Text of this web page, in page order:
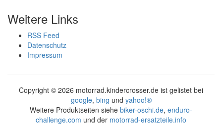
Weitere Links
RSS Feed
Datenschutz
Impressum
Copyright © 2026 motorrad.kindercrosser.de ist gelistet bei
google, bing und yahoo!®
Weitere Produktseiten siehe biker-oschi.de, enduro-
challenge.com und der motorrad-ersatzteile.info